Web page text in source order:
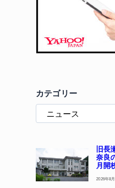
カテゴリー
旧長
奈良
月開
2026年8